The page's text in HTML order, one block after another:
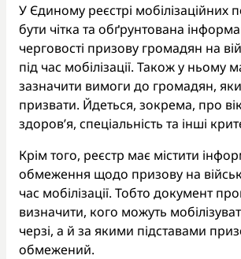
У Єдиному реєстрі мобілізаційних
бути чітка та обґрунтована
черговості призову громадян на
під час мобілізації. Також у ньому
зазначити вимоги до громадян,
призвати. Йдеться, зокрема, про
здоров’я, спеціальність та інші
Крім того, реєстр має містити
обмеження щодо призову на
час мобілізації. Тобто документ
визначити, кого можуть
черзі, а й за якими підставами
обмежений.